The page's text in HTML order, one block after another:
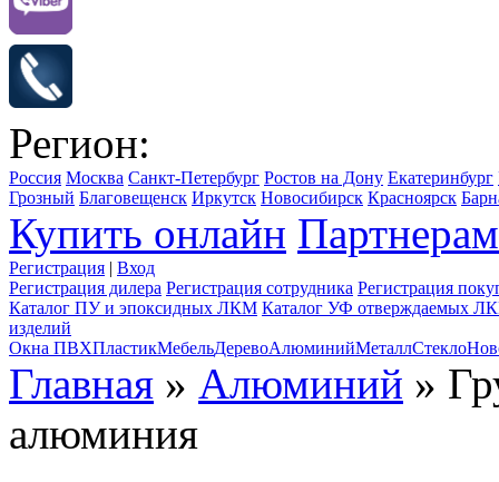
Регион:
Россия Москва Санкт-Петербург Ростов на Дону Екатеринбург
Грозный Благовещенск Иркутск Новосибирск Красноярск
Купить онлайн Партнерам
Регистрация | Вход
Регистрация дилера Регистрация сотрудника Регистрация
Каталог ПУ и эпоксидных ЛКМ Каталог УФ отверждаемых
изделий
Окна ПВХПластикМебельДеревоАлюминийМеталлСтекло
Главная » Алюминий »
алюминия